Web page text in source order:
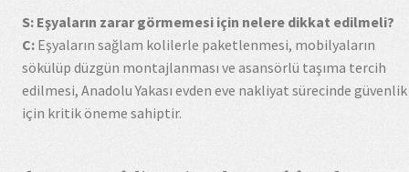
S: Eşyaların zarar görmemesi için nelere dikkat edilmeli?
C: Eşyaların sağlam kolilerle paketlenmesi, mobilyaların
sökülüp düzgün montajlanması ve asansörlü taşıma tercih
edilmesi, Anadolu Yakası evden eve nakliyat sürecinde güvenlik
için kritik öneme sahiptir.